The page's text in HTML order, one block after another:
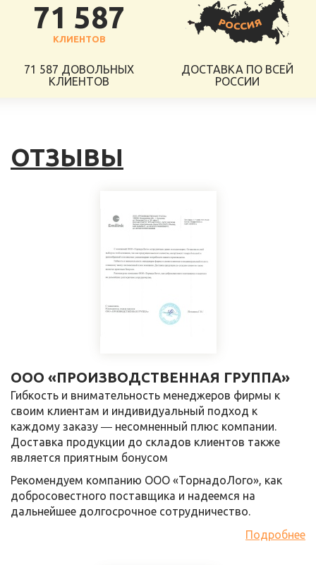
71 587
КЛИЕНТОВ
71 587 ДОВОЛЬНЫХ
КЛИЕНТОВ
ДОСТАВКА ПО ВСЕЙ
РОССИИ
ОТЗЫВЫ
ООО «ПРОИЗВОДСТВЕННАЯ ГРУППА»
Гибкость и внимательность менеджеров фирмы к
своим клиентам и индивидуальный подход к
каждому заказу ― несомненный плюс компании.
Доставка продукции до складов клиентов также
является приятным бонусом
Рекомендуем компанию ООО «ТорнадоЛого», как
добросовестного поставщика и надеемся на
дальнейшее долгосрочное сотрудничество.
Подробнее